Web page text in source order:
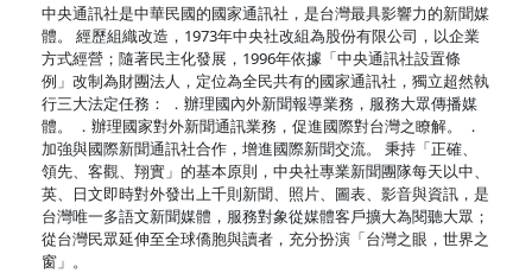
中央通訊社是中華民國的國家通訊社，是台灣最具影響力的新聞媒
體。 經歷組織改造，1973年中央社改組為股份有限公司，以企業
方式經營；隨著民主化發展，1996年依據「中央通訊社設置條
例」改制為財團法人，定位為全民共有的國家通訊社，獨立超然執
行三大法定任務： ．辦理國內外新聞報導業務，服務大眾傳播媒
體。 ．辦理國家對外新聞通訊業務，促進國際對台灣之瞭解。 ．
加強與國際新聞通訊社合作，增進國際新聞交流。 秉持「正確、
領先、客觀、翔實」的基本原則，中央社專業新聞團隊每天以中、
英、日文即時對外發出上千則新聞、照片、圖表、影音與資訊，是
台灣唯一多語文新聞媒體，服務對象從媒體客戶擴大為閱聽大眾；
從台灣民眾延伸至全球僑胞與讀者，充分扮演「台灣之眼，世界之
窗」。